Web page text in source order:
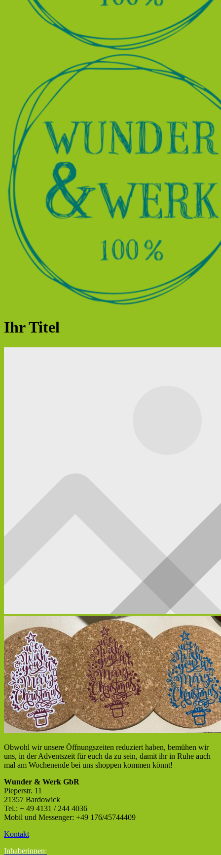
Ihr Titel
Obwohl wir unsere Öffnungszeiten reduziert haben, bemühen wir
uns, in der Adventszeit für euch da zu sein, damit ihr in Ruhe auch
mal am Wochenende bei uns shoppen kommen könnt!
Wunder & Werk GbR
Pieperstr. 11
21357 Bardowick
Tel.: + 49 4131 / 244 4036
Mobil und Messenger: +49 176/45744409
Kontakt
Inhaberinnen: